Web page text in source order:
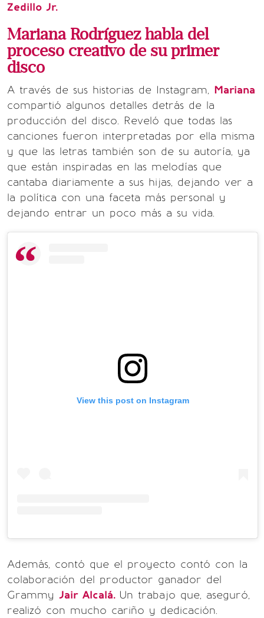
Zedillo Jr.
Mariana Rodríguez habla del
proceso creativo de su primer
disco
A través de sus historias de Instagram, Mariana
compartió algunos detalles detrás de la
producción del disco. Reveló que todas las
canciones fueron interpretadas por ella misma
y que las letras también son de su autoría, ya
que están inspiradas en las melodías que
cantaba diariamente a sus hijas, dejando ver a
la política con una faceta más personal y
dejando entrar un poco más a su vida.
View this post on Instagram
Además, contó que el proyecto contó con la
colaboración del productor ganador del
Grammy Jair Alcalá. Un trabajo que, aseguró,
realizó con mucho cariño y dedicación.